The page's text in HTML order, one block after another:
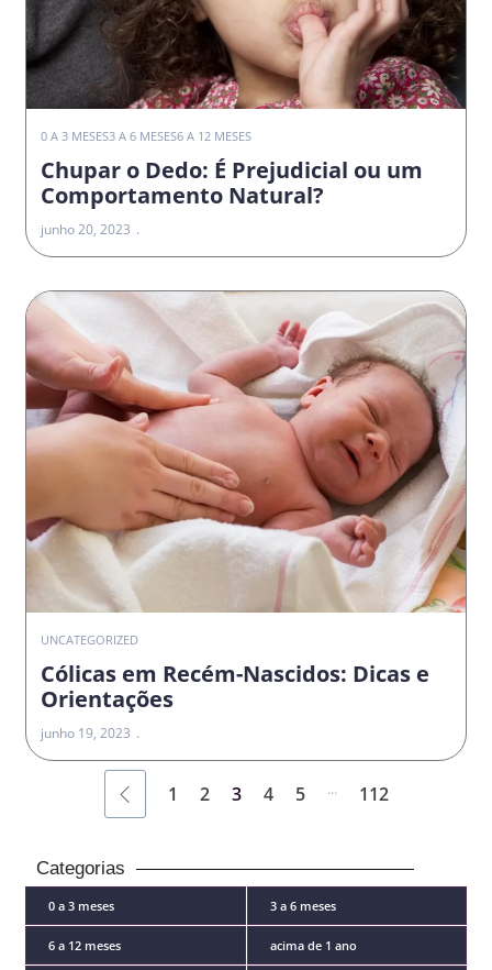
0 A 3 MESES3 A 6 MESES6 A 12 MESES
Chupar o Dedo: É Prejudicial ou um
Comportamento Natural?
junho 20, 2023
UNCATEGORIZED
Cólicas em Recém-Nascidos: Dicas e
Orientações
junho 19, 2023
1 2 3 4 5 ... 112
Categorias
0 a 3 meses 3 a 6 meses
6 a 12 meses acima de 1 ano